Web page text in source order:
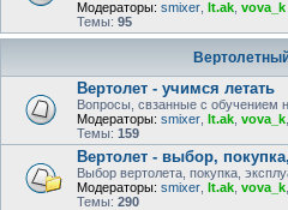
Модераторы: smixer lt.ak vova_k
Темы: 95
Вертолет - учимся летать
Вопросы, свзанные с обучением
Модераторы: smixer lt.ak vova_k
Темы: 159
Вертолет - выбор,
Выбор вертолета, покупка,
Модераторы: smixer lt.ak vova_k
Темы: 290